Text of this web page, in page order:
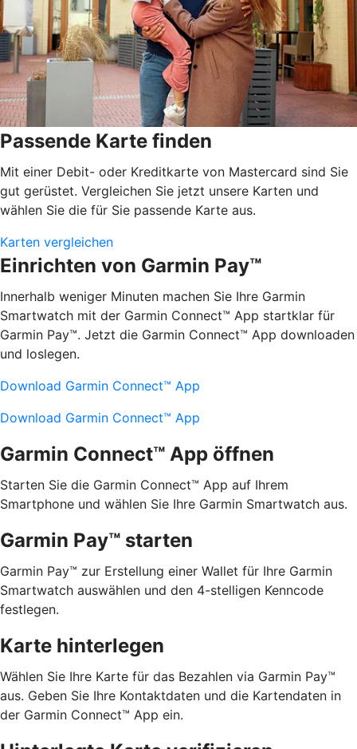
Passende Karte finden
Mit einer Debit- oder Kreditkarte von Mastercard sind Sie
gut gerüstet. Vergleichen Sie jetzt unsere Karten und
wählen Sie die für Sie passende Karte aus.
Karten vergleichen
Einrichten von Garmin Pay™
Innerhalb weniger Minuten machen Sie Ihre Garmin
Smartwatch mit der Garmin Connect™ App startklar für
Garmin Pay™. Jetzt die Garmin Connect™ App downloaden
und loslegen.
Download Garmin Connect™ App
Download Garmin Connect™ App
Garmin Connect™ App öffnen
Starten Sie die Garmin Connect™ App auf Ihrem
Smartphone und wählen Sie Ihre Garmin Smartwatch aus.
Garmin Pay™ starten
Garmin Pay™ zur Erstellung einer Wallet für Ihre Garmin
Smartwatch auswählen und den 4-stelligen Kenncode
festlegen.
Karte hinterlegen
Wählen Sie Ihre Karte für das Bezahlen via Garmin Pay™
aus. Geben Sie Ihre Kontaktdaten und die Kartendaten in
der Garmin Connect™ App ein.